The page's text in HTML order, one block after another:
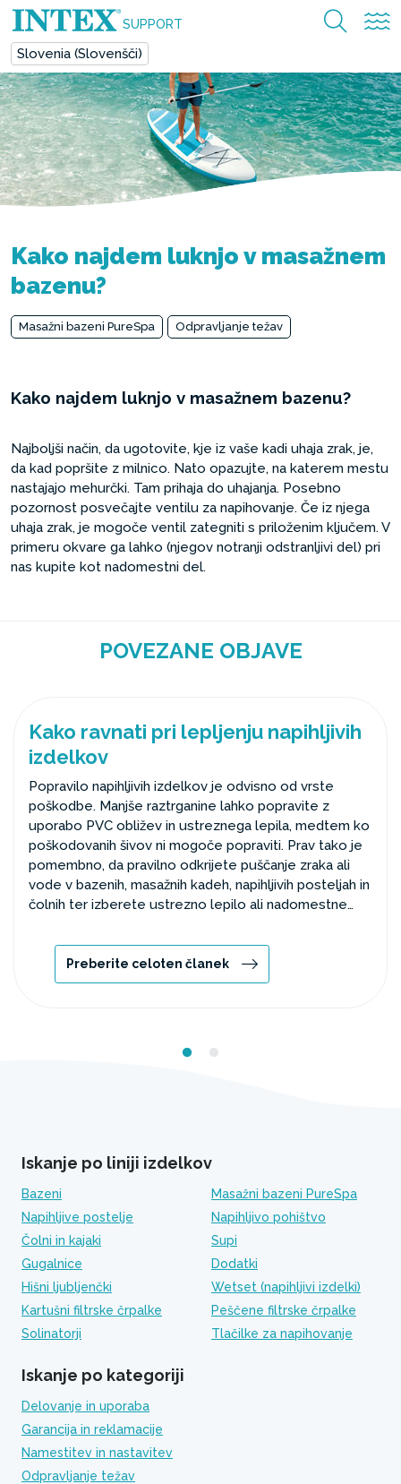
SUPPORT
Slovenia (Slovenšči)
Kako najdem luknjo v masažnem
bazenu?
Masažni bazeni PureSpa Odpravljanje težav
Kako najdem luknjo v masažnem bazenu?
Najboljši način, da ugotovite, kje iz vaše kadi uhaja zrak, je,
da kad popršite z milnico. Nato opazujte, na katerem mestu
nastajajo mehurčki. Tam prihaja do uhajanja. Posebno
pozornost posvečajte ventilu za napihovanje. Če iz njega
uhaja zrak, je mogoče ventil zategniti s priloženim ključem. V
primeru okvare ga lahko (njegov notranji odstranljivi del) pri
nas kupite kot nadomestni del.
POVEZANE OBJAVE
Kako ravnati pri lepljenju napihljivih
izdelkov
Popravilo napihljivih izdelkov je odvisno od vrste
poškodbe. Manjše raztrganine lahko popravite z
uporabo PVC obližev in ustreznega lepila, medtem ko
poškodovanih šivov ni mogoče popraviti. Prav tako je
pomembno, da pravilno odkrijete puščanje zraka ali
vode v bazenih, masažnih kadeh, napihljivih posteljah in
čolnih ter izberete ustrezno lepilo ali nadomestne
Preberite celoten članek
Iskanje po liniji izdelkov
Bazeni
Masažni bazeni PureSpa
Napihljive postelje
Napihljivo pohištvo
Čolni in kajaki
Supi
Gugalnice
Dodatki
Hišni ljubljenčki
Wetset (napihljivi izdelki)
Kartušni filtrske črpalke
Peščene filtrske črpalke
Solinatorji
Tlačilke za napihovanje
Iskanje po kategoriji
Delovanje in uporaba
Garancija in reklamacije
Namestitev in nastavitev
Odpravljanje težav